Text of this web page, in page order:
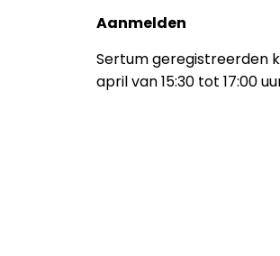
Aanmelden
Sertum geregistreerden
april van 15:30 tot 17:00